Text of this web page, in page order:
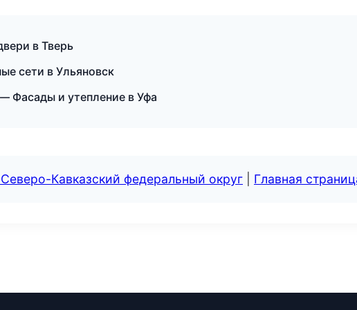
в Тверь
сети в Ульяновск
Фасады и утепление в Уфа
Кавказский федеральный округ Главная